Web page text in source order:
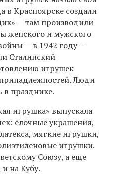
в Красноярске создали
— там производили
женского и мужского
— в 1942 году —
Сталинский
игрушек
Люди
в празднике.
игрушка» выпускала
ёлочные украшения,
мягкие игрушки,
игрушки.
Союзу, а еще
на Кубу.